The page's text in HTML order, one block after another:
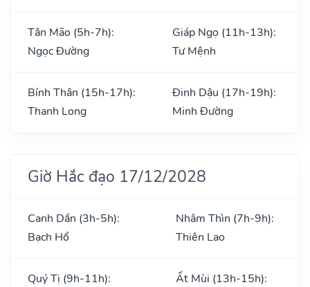
Tân Mão (5h-7h):
Ngọc Đường
Giáp Ngọ (11h-13h):
Tư Mệnh
Bính Thân (15h-17h):
Thanh Long
Đinh Dậu (17h-19h):
Minh Đường
Giờ Hắc đạo 17/12/2028
Canh Dần (3h-5h):
Bạch Hổ
Nhâm Thìn (7h-9h):
Thiên Lao
Quý Tị (9h-11h):
Ất Mùi (13h-15h):